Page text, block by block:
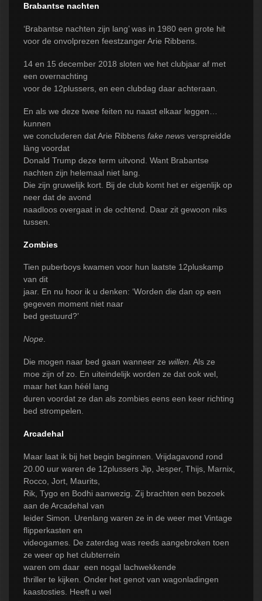
Brabantse nachten
‘Brabantse nachten zijn lang’ was in 1980 een grote hit
voor de onvolprezen feestzanger Arie Ribbens.
14 en 15 december 2018 sloten we het clubjaar af met
een overnachting
voor de 12plussers, en een clubdag daar achteraan.
En als we deze twee feiten nu naast elkaar leggen…
kunnen
we concluderen dat Arie Ribbensfake newsverspreidde
làng voordat
Donald Trump deze term uitvond. Want Brabantse
nachten zijn helemaal niet lang.
Die zijn gruwelijk kort. Bij de club komt het er eigenlijk op
neer dat de avond
naadloos overgaat in de ochtend. Daar zit gewoon niks
tussen.
Zombies
Tien puberboys kwamen voor hun laatste 12pluskamp
van dit
jaar. En nu hoor ik u denken: ‘Worden die dan op een
gegeven moment niet naar
bed gestuurd?’
Nope.
Die mogen naar bed gaan wanneer zewillen. Als ze
moe zijn of zo. En uiteindelijk worden ze dat ook wel,
maar het kan héél lang
duren voordat ze dan als zombies eens een keer richting
bed strompelen.
Arcadehal
Maar laat ik bij het begin beginnen. Vrijdagavond rond
20.00 uur waren de 12plussers Jip, Jesper, Thijs, Marnix,
Rocco, Jort, Maurits,
Rik, Tygo en Bodhi aanwezig. Zij brachten een bezoek
aan de Arcadehal van
leider Simon. Urenlang waren ze in de weer met Vintage
flipperkasten en
videogames. De zaterdag was reeds aangebroken toen
ze weer op het clubterrein
waren om daar een nogal lachwekkende
thriller te kijken. Onder het genot van wagonladingen
kaastosties. Heeft u wel